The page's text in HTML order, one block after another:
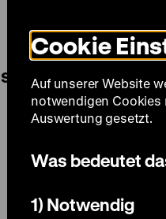
Spielplan
Cookie
Auf unserer Website
notwendigen
Auswertung gesetzt.
Was bedeutet
1) Notwendig